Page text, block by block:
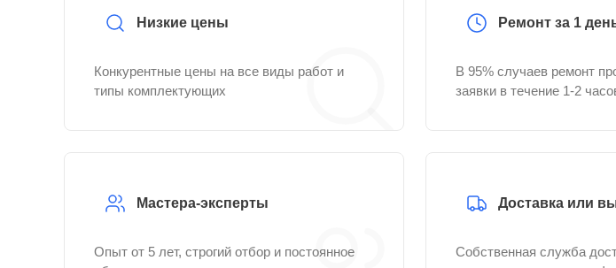
Низкие цены
Конкурентные цены на все виды работ и
типы комплектующих
Ремонт за 1
В 95% случаев ремонт
заявки в течение 1-2
Мастера-эксперты
Опыт от 5 лет, строгий отбор и постоянное
Доставка или
Собственная служба